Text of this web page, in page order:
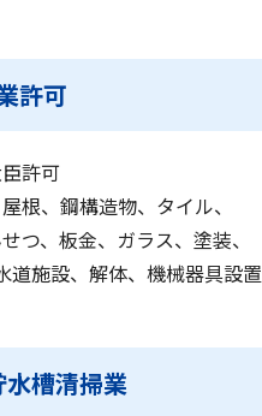
許可
許可
根、鋼構造物、タイル、
つ、板金、ガラス、塗装、
道施設、解体、機械器具設置
槽清掃業